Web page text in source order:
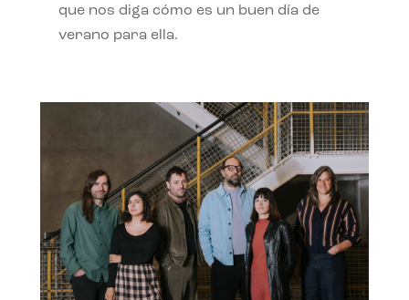
que nos diga cómo es un buen día de
verano para ella.